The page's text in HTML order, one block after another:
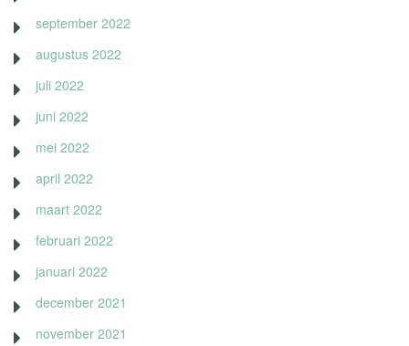
september 2022
augustus 2022
juli 2022
juni 2022
mei 2022
april 2022
maart 2022
februari 2022
januari 2022
december 2021
november 2021